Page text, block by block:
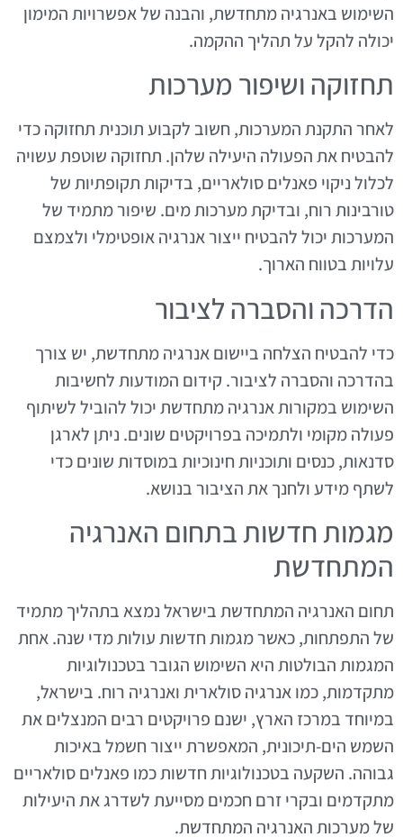
השימוש באנרגיה מתחדשת, והבנה של אפשרויות המימון
יכולה להקל על תהליך ההקמה.
תחזוקה ושיפור מערכות
לאחר התקנת המערכות, חשוב לקבוע תוכנית תחזוקה כדי
להבטיח את הפעולה היעילה שלהן. תחזוקה שוטפת עשויה
לכלול ניקוי פאנלים סולאריים, בדיקות תקופתיות של
טורבינות רוח, ובדיקת מערכות מים. שיפור מתמיד של
המערכות יכול להבטיח ייצור אנרגיה אופטימלי ולצמצם
עלויות בטווח הארוך.
הדרכה והסברה לציבור
כדי להבטיח הצלחה ביישום אנרגיה מתחדשת, יש צורך
בהדרכה והסברה לציבור. קידום המודעות לחשיבות
השימוש במקורות אנרגיה מתחדשת יכול להוביל לשיתוף
פעולה מקומי ולתמיכה בפרויקטים שונים. ניתן לארגן
סדנאות, כנסים ותוכניות חינוכיות במוסדות שונים כדי
לשתף מידע ולחנך את הציבור בנושא.
מגמות חדשות בתחום האנרגיה
המתחדשת
תחום האנרגיה המתחדשת בישראל נמצא בתהליך מתמיד
של התפתחות, כאשר מגמות חדשות עולות מדי שנה. אחת
המגמות הבולטות היא השימוש הגובר בטכנולוגיות
מתקדמות, כמו אנרגיה סולארית ואנרגיה רוח. בישראל,
במיוחד במרכז הארץ, ישנם פרויקטים רבים המנצלים את
השמש הים-תיכונית, המאפשרת ייצור חשמל באיכות
גבוהה. השקעה בטכנולוגיות חדשות כמו פאנלים סולאריים
מתקדמים ובקרי זרם חכמים מסייעת לשדרג את היעילות
של מערכות האנרגיה המתחדשת.